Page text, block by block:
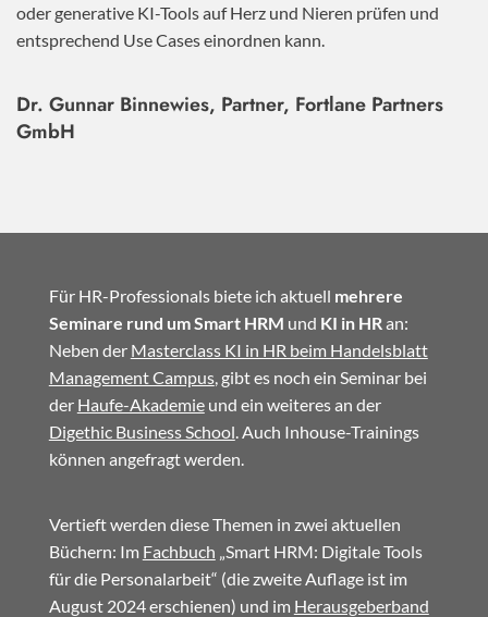
oder generative KI-Tools auf Herz und Nieren prüfen und
entsprechend Use Cases einordnen kann.
Dr. Gunnar Binnewies, Partner, Fortlane Partners
GmbH
Für HR-Professionals biete ich aktuell mehrere
Seminare rund um Smart HRM und KI in HR an:
Neben der Masterclass KI in HR beim Handelsblatt
Management Campus, gibt es noch ein Seminar bei
der Haufe-Akademieund ein weiteres an der
Digethic Business School . Auch Inhouse-Trainings
können angefragt werden.
Vertieft werden diese Themen in zwei aktuellen
Büchern: Im Fachbuch „Smart HRM: Digitale Tools
für die Personalarbeit“ (die zweite Auflage ist im
August 2024 erschienen) und im Herausgeberband